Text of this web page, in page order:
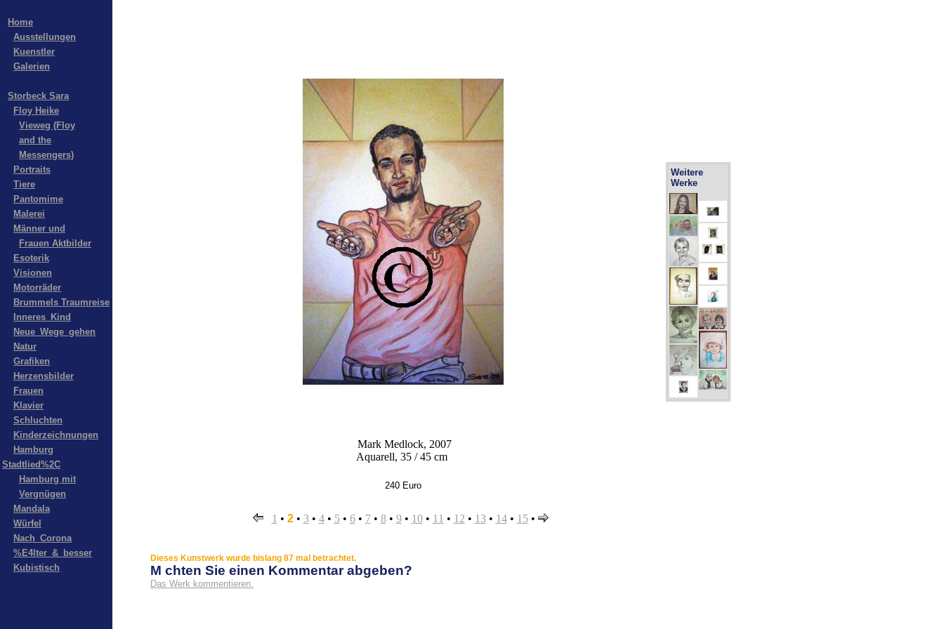
Home
Ausstellungen
Kuenstler
Galerien
Storbeck Sara
Floy Heike
Vieweg (Floy
and the
Messengers)
Portraits
Tiere
Pantomime
Malerei
Männer und
Frauen Aktbilder
Esoterik
Visionen
Motorräder
Brummels Traumreise
Inneres_Kind
Neue_Wege_gehen
Natur
Grafiken
Herzensbilder
Frauen
Klavier
Schluchten
Kinderzeichnungen
Hamburg
Stadtlied%2C
Hamburg mit
Vergnügen
Mandala
Würfel
Nach_Corona
%E4lter_&_besser
Kubistisch
Mark Medlock, 2007
Aquarell, 35 / 45 cm
240 Euro
1 • 2• 3• 4• 5• 6• 7• 8• 9• 10• 11 • 12 • 13• 14• 15•
Weitere
Werke
Dieses Kunstwerk wurde bislang 87 mal betrachtet.
M chten Sie einen Kommentar abgeben?
Das Werk kommentieren.